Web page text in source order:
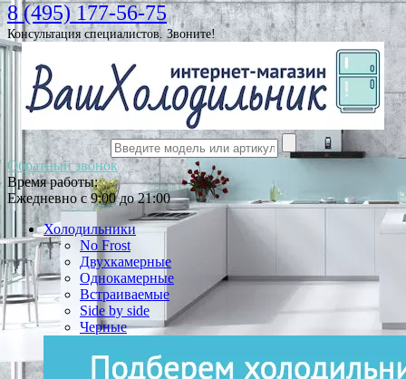
8 (495) 177-56-75
Консультация специалистов. Звоните!
Обратный звонок
Время работы:
Ежедневно с 9:00 до 21:00
Холодильники
No Frost
Двухкамерные
Однокамерные
Встраиваемые
Side by side
Черные